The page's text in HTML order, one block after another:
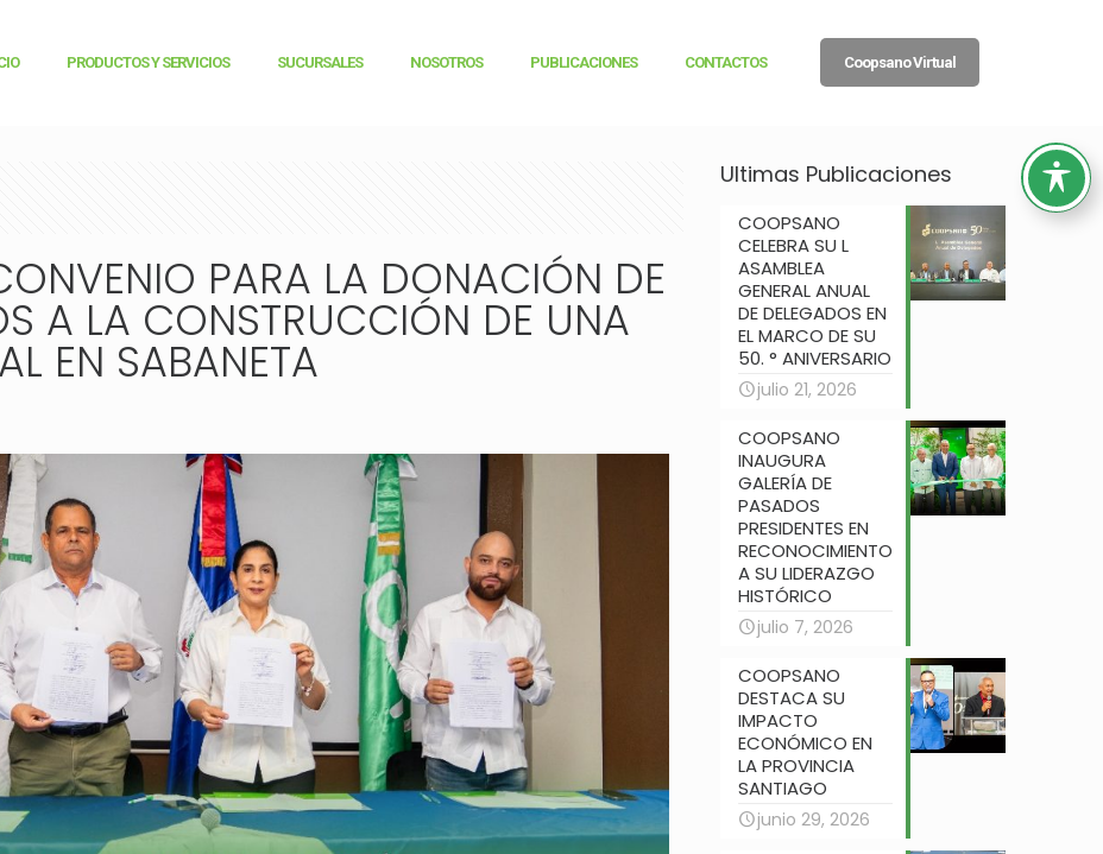
PRODUCTOS Y SERVICIOS SUCURSALES NOSOTROS PUBLICACIONES CONTACTOS Coopsano Virtual
PARA LA DONACIÓN DE
A LA CONSTRUCCIÓN DE UNA
EN SABANETA
Ultimas Publicaciones
COOPSANO
CELEBRA SU L
ASAMBLEA
GENERAL ANUAL
DE DELEGADOS EN
EL MARCO DE SU
50. ° ANIVERSARIO
julio 21, 2026
COOPSANO
INAUGURA
GALERÍA DE
PASADOS
PRESIDENTES EN
RECONOCIMIENTO
A SU LIDERAZGO
HISTÓRICO
julio 7, 2026
COOPSANO
DESTACA SU
IMPACTO
ECONÓMICO EN
LA PROVINCIA
SANTIAGO
junio 29, 2026